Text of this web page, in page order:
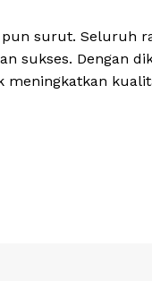
surut. Seluruh
sukses. Dengan
meningkatkan